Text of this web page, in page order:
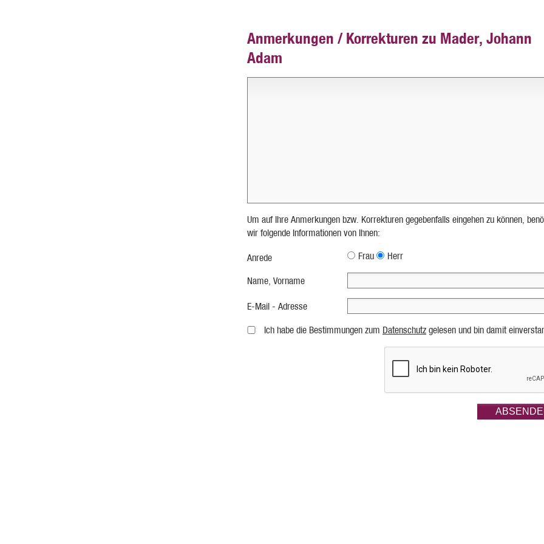
Anmerkungen / Korrekturen zu Mader, Johann
Adam
Um auf Ihre Anmerkungen bzw. Korrekturen gegebenfalls eingehen zu können,
wir folgende Informationen von Ihnen:
Anrede Frau Herr
Name, Vorname
E-Mail - Adresse
Ich habe die Bestimmungen zum Datenschutz gelesen und bin damit